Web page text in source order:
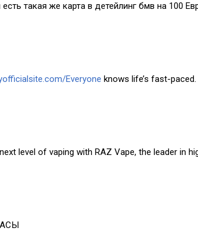
такая же карта в детейлинг бмв на 100
Everyone knows life’s fast-
level of vaping with RAZ Vape, the leader in